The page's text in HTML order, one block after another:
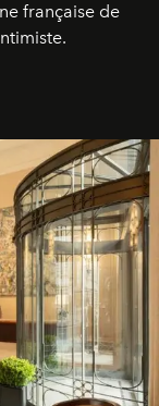
française de